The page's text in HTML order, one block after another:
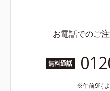
お電話でのご
無料通話
午前9時